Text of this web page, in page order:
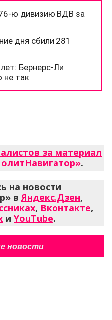
за материал
.
на новости
вЯндекс.Дзен,
, Вконтакте,
и YouTube.
новости